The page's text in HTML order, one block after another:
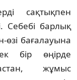
сақтықпен
Себебі барлық
өзі бағалауына
бір өңірде
жұмыс